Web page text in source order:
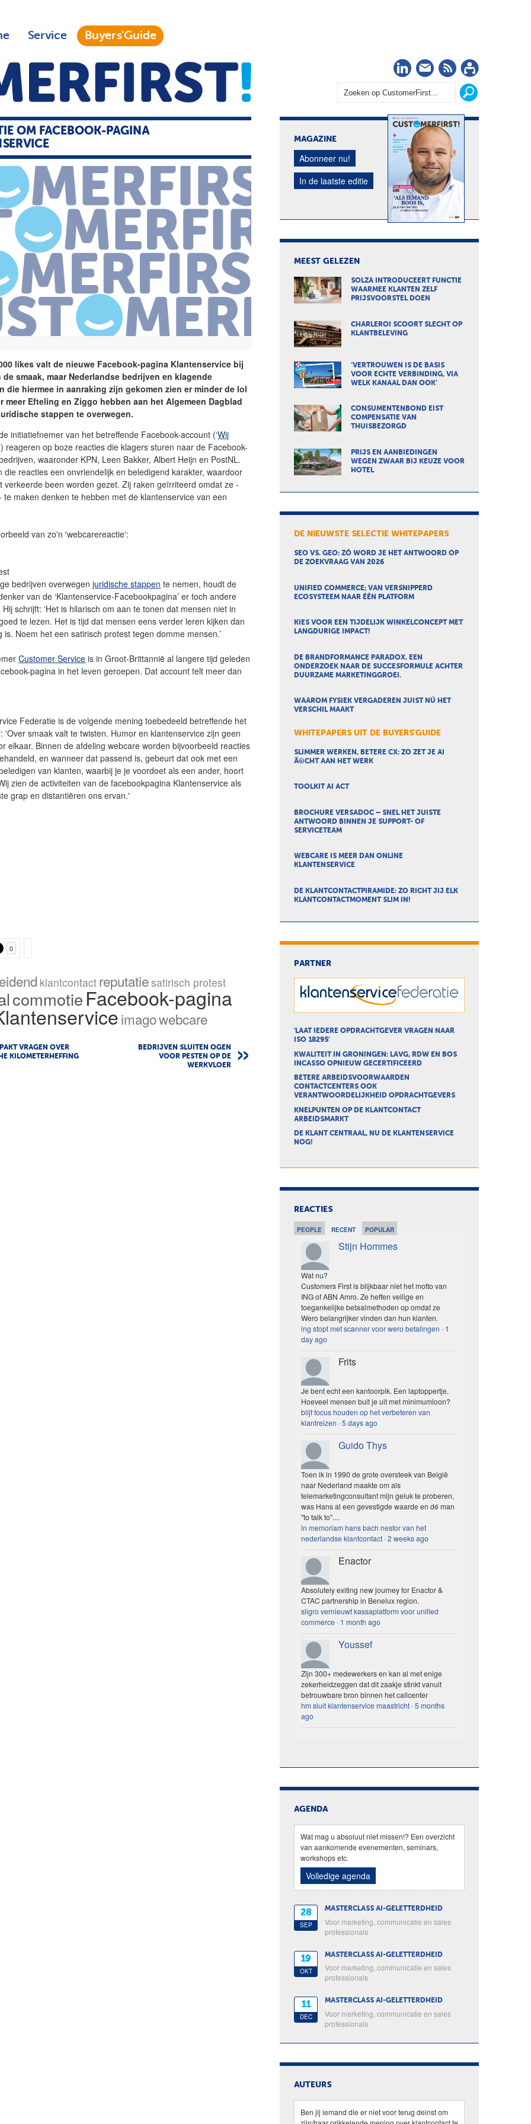
Service Buyers'Guide
LinkedIn
Nieuwsbrief
RSS
OM FACEBOOK-PAGINA
likes valt de nieuwe Facebook-pagina Klantenservice bij
smaak, maar Nederlandse bedrijven en klagende
die hiermee in aanraking zijn gekomen zien er minder de lol
meer Efteling en Ziggo hebben aan het Algemeen Dagblad
stappen te overwegen.
initiatiefnemer van het betreffende Facebook-account (‘Wij
reageren op boze reacties die klagers sturen naar de Facebook-
waaronder KPN, Leen Bakker, Albert Heijn en PostNL.
die reacties een onvriendelijk en beledigend karakter, waardoor
verkeerde been worden gezet. Zij raken geïrriteerd omdat ze -
te maken denken te hebben met de klantenservice van een
van zo'n 'webcarereactie':
bedrijven overwegenjuridische stappen te nemen, houdt de
van de ‘Klantenservice-Facebookpagina’ er toch andere
schrijft: ‘Het is hilarisch om aan te tonen dat mensen niet in
te lezen. Het is tijd dat mensen eens verder leren kijken dan
is. Noem het een satirisch protest tegen domme mensen.’
Customer Service is in Groot-Brittannië al langere tijd geleden
pagina in het leven geroepen. Dat account telt meer dan
Federatie is de volgende mening toebedeeld betreffende het
'Over smaak valt te twisten. Humor en klantenservice zijn geen
elkaar. Binnen de afdeling webcare worden bijvoorbeeld reacties
en wanneer dat passend is, gebeurt dat ook met een
van klanten, waarbij je je voordoet als een ander, hoort
zien de activiteiten van de facebookpagina Klantenservice als
grap en distantiëren ons ervan.'
0
klantcontact reputatiesatirisch protest
commotieFacebook-pagina
imagowebcare
VRAGEN OVER
KILOMETERHEFFING
BEDRIJVEN SLUITEN OGEN
VOOR PESTEN OP DE
WERKVLOER
MAGAZINE
Abonneer nu!
In de laatste editie
MEEST GELEZEN
SOLZA INTRODUCEERT FUNCTIE
WAARMEE KLANTEN ZELF
PRIJSVOORSTEL DOEN
CHARLEROI SCOORT SLECHT OP
KLANTBELEVING
‘VERTROUWEN IS DE BASIS
VOOR ECHTE VERBINDING, VIA
WELK KANAAL DAN OOK’
CONSUMENTENBOND EIST
COMPENSATIE VAN
THUISBEZORGD
PRIJS EN AANBIEDINGEN
WEGEN ZWAAR BIJ KEUZE VOOR
HOTEL
DE NIEUWSTE SELECTIE WHITEPAPERS
SEO VS. GEO: ZÓ WORD JE HET ANTWOORD OP
DE ZOEKVRAAG VAN 2026
UNIFIED COMMERCE; VAN VERSNIPPERD
ECOSYSTEEM NAAR ÉÉN PLATFORM
KIES VOOR EEN TIJDELIJK WINKELCONCEPT MET
LANGDURIGE IMPACT!
DE BRANDFORMANCE PARADOX. EEN
ONDERZOEK NAAR DE SUCCESFORMULE ACHTER
DUURZAME MARKETINGGROEI.
WAAROM FYSIEK VERGADEREN JUIST NÚ HET
VERSCHIL MAAKT
WHITEPAPERS UIT DE BUYERS'GUIDE
SLIMMER WERKEN, BETERE CX: ZO ZET JE AI
Ã©CHT AAN HET WERK
TOOLKIT AI ACT
BROCHURE VERSADOC – SNEL HET JUISTE
ANTWOORD BINNEN JE SUPPORT- OF
SERVICETEAM
WEBCARE IS MEER DAN ONLINE
KLANTENSERVICE
DE KLANTCONTACTPIRAMIDE: ZO RICHT JIJ ELK
KLANTCONTACTMOMENT SLIM IN!
PARTNER
'LAAT IEDERE OPDRACHTGEVER VRAGEN NAAR
ISO 18295'
KWALITEIT IN GRONINGEN: LAVG, RDW EN BOS
INCASSO OPNIEUW GECERTIFICEERD
BETERE ARBEIDSVOORWAARDEN
CONTACTCENTERS OOK
VERANTWOORDELIJKHEID OPDRACHTGEVERS
KNELPUNTEN OP DE KLANTCONTACT
ARBEIDSMARKT
DE KLANT CENTRAAL, NU DE KLANTENSERVICE
NOG!
REACTIES
PEOPLE RECENT POPULAR
Stijn Hommes
Wat nu?
Customers First is blijkbaar niet het motto van
ING of ABN Amro. Ze heffen veilige en
toegankelijke betaalmethoden op omdat ze
Wero belangrijker vinden dan hun klanten.
ing stopt met scanner voor wero betalingen · 1
day ago
Frits
Je bent echt een kantoorpik. Een laptoppertje.
Hoeveel mensen buit je uit met minimumloon?
blijf focus houden op het verbeteren van
klantreizen ·5 days ago
Guido Thys
Toen ik in 1990 de grote oversteek van België
naar Nederland maakte om als
telemarketingconsultant mijn geluk te proberen,
was Hans al een gevestigde waarde en dé man
"to talk to"....
in memoriam hans bach nestor van het
nederlandse klantcontact ·2 weeks ago
Enactor
Absolutely exiting new journey for Enactor &
CTAC partnership in Benelux region.
sligro vernieuwt kassaplatform voor unified
commerce · 1 month ago
Youssef
Zijn 300+ medewerkers en kan al met enige
zekerheidzeggen dat dit zaakje stinkt vanuit
betrouwbare bron binnen het callcenter
hm sluit klantenservice maastricht ·5 months
ago
AGENDA
Wat mag u absoluut niet missen!? Een overzicht
van aankomende evenementen, seminars,
workshops etc.
Volledige agenda
28
SEP
MASTERCLASS AI-GELETTERDHEID
Voor marketing, communicatie en sales
professionals
19
OKT
MASTERCLASS AI-GELETTERDHEID
Voor marketing, communicatie en sales
professionals
11
DEC
MASTERCLASS AI-GELETTERDHEID
Voor marketing, communicatie en sales
professionals
AUTEURS
Ben jij iemand die er niet voor terug deinst om